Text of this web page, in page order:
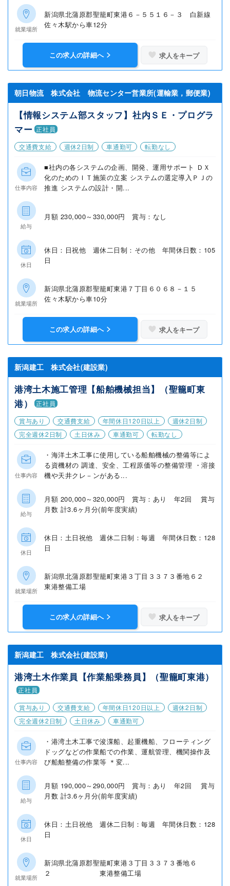
就業場所
新潟県北蒲原郡聖籠町東港６－５５１６－３ 白新線
佐々木駅から車12分
この求人の詳細へ 求人をキープ
朝日物流 株式会社 物流センター営業所(運輸業，郵便業)
【情報システム部スタッフ】社内ＳＥ・プログラ
マー 正社員
交通費支給
週休2日制 車通勤可 転勤なし
仕事内容
■社内の各システムの企画、開発、運用サポート ＤＸ
化のためのＩＴ施策の立案 システムの選定導入ＰＪの
推進 システムの設計・開...
給与
月額 230,000～330,000円 賞与：なし
休日
休日：日祝他 週休二日制：その他 年間休日数：105
日
就業場所
新潟県北蒲原郡聖籠町東港７丁目６０６８－１５
佐々木駅から車10分
この求人の詳細へ 求人をキープ
新潟建工 株式会社(建設業)
港湾土木施工管理【船舶機械担当】（聖籠町東
港）
正社員
賞与あり
交通費支給 年間休日120日以上
週休2日制
完全週休2日制
土日休み 車通勤可 転勤なし
仕事内容
・海洋土木工事に使用している船舶機械の整備等によ
る資機材の 調達、安全、工程原価等の整備管理 ・溶接
機や天井クレ－ンがある...
給与
月額 200,000～320,000円 賞与：あり 年2回 賞与
月数 計3.6ヶ月分(前年度実績)
休日
休日：土日祝他 週休二日制：毎週 年間休日数：128
日
就業場所
新潟県北蒲原郡聖籠町東港３丁目３３７３番地６２
東港整備工場
この求人の詳細へ 求人をキープ
新潟建工 株式会社(建設業)
港湾土木作業員【作業船乗務員】（聖籠町東港）
正社員
賞与あり
交通費支給 年間休日120日以上
週休2日制
完全週休2日制
土日休み 車通勤可
仕事内容
・港湾土木工事で浚渫船、起重機船、フローティング
ドッグなどの作業船での作業、運航管理、機関操作及
び船舶整備の作業等 ＊変...
給与
月額 190,000～290,000円 賞与：あり 年2回 賞与
月数 計3.6ヶ月分(前年度実績)
休日
休日：土日祝他 週休二日制：毎週 年間休日数：128
日
就業場所
新潟県北蒲原郡聖籠町東港３丁目３３７３番地６
２ 東港整備工場